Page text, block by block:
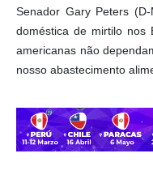
Senador Gary Peters
doméstica de mirtilo nos
americanas não
nosso abastecimento